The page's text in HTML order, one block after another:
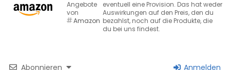
Angebote
von
Amazon
eventuell eine Provision. Das hat weder
Auswirkungen auf den Preis, den du
bezahlst, noch auf die Produkte, die
du bei uns findest.
Abonnieren Anmelden